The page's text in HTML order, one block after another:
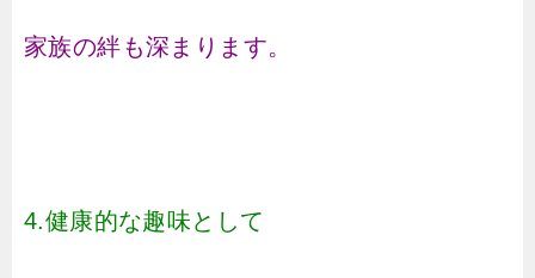
家族の絆も深まります。
4.健康的な趣味として